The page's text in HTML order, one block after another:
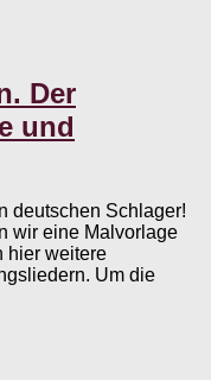
Der
und
deutschen Schlager!
wir eine Malvorlage
hier weitere
Um die